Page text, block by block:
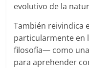
evolutivo de la
También reivindica
particularmente en
filosofía— como
para aprehender